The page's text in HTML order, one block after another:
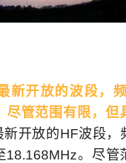
新开放的波段，
尽管范围有限，但
新开放的HF波段，
18.168MHz。尽管